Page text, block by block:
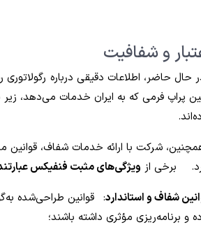
و شفافیت
حال حاضر، اطلاعات دقیقی درباره
پراپ فرمی که به ایران خدمات می‌دهد، زیر
شرکت با ارائه خدمات شفاف،
برخی از ویژگی‌های مثبت فنفیکس
شفاف و استاندارد: قوانین طراحی‌شده
و برنامه‌ریزی مؤثری داشته باشند؛